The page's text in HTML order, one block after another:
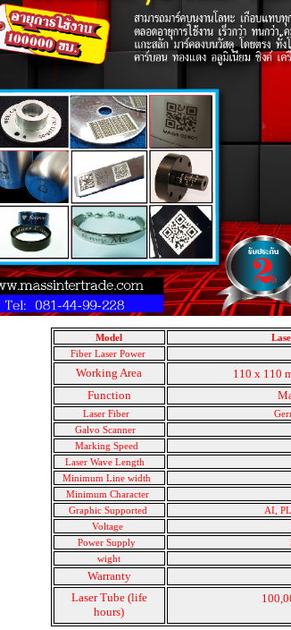
Model
Fiber Laser Power
Working Area
110 x 110
Function
Laser Fiber
Galvo Scanner
Marking Speed
Laser Wave Length
Minimum Line width
Minimum Character
Graphic Supported
AI,
Voltage
Power Supply
wight
Warranty
Laser Tube (life
hours)